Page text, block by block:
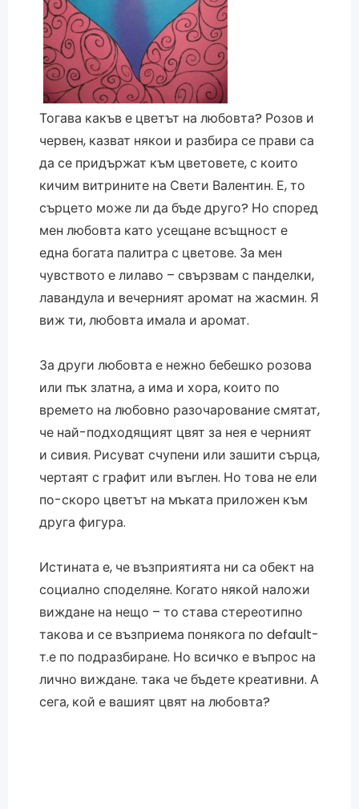
Тогава какъв е цветът на любовта? Розов и
червен, казват някои и разбира се прави са
да се придържат към цветовете, с които
кичим витрините на Свети Валентин. Е, то
сърцето може ли да бъде друго? Но според
мен любовта като усещане всъщност е
една богата палитра с цветове. За мен
чувството е лилаво – свързвам с панделки,
лавандула и вечерният аромат на жасмин. Я
виж ти, любовта имала и аромат.
За други любовта е нежно бебешко розова
или пък златна, а има и хора, които по
времето на любовно разочарование смятат,
че най-подходящият цвят за нея е черният
и сивия. Рисуват счупени или зашити сърца,
чертаят с графит или въглен. Но това не ели
по-скоро цветът на мъката приложен към
друга фигура.
Истината е, че възприятията ни са обект на
социално споделяне. Когато някой наложи
виждане на нещо – то става стереотипно
такова и се възприема понякога по default-
т.е по подразбиране. Но всичко е въпрос на
лично виждане. така че бъдете креативни. А
сега, кой е вашият цвят на любовта?